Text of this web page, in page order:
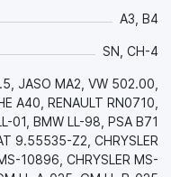
холодном пуске;
свойств
стабильности
отложений и
на протяжении
интервалом
A3, B4
SN, CH-4
JASO MA2, VW 502.00,
A40, RENAULT RN0710,
01, BMW LL-98, PSA B71
9.55535-Z2, CHRYSLER
10896, CHRYSLER MS-